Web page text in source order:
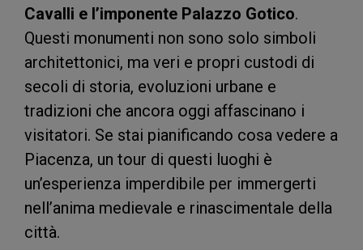
Cavalli e l’imponente Palazzo Gotico.
Questi monumenti non sono solo simboli
architettonici, ma veri e propri custodi di
secoli di storia, evoluzioni urbane e
tradizioni che ancora oggi affascinano i
visitatori. Se stai pianificando cosa vedere a
Piacenza, un tour di questi luoghi è
un’esperienza imperdibile per immergerti
nell’anima medievale e rinascimentale della
città.